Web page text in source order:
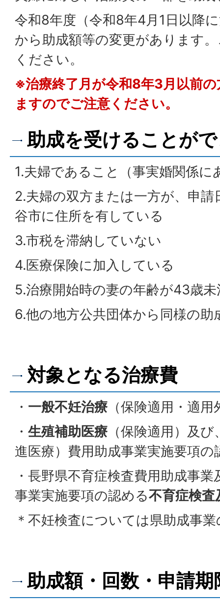
令和8年度（令和8年4月1日以降
から助成額等の変更があります
ください。
※治療終了月が令和8年3月以前
ますのでご注意ください。
助成を受けることが
1.夫婦であること（事実婚関係に
2.夫婦の双方または一方が、申請
谷市に住所を有している
3.市税を滞納していない
4.医療保険に加入している
5.治療開始時の妻の年齢が43歳未
6.他の地方公共団体から同様の
対象となる治療費
・ 一般不妊治療（保険適用・適用
・ 生殖補助医療（保険適用）及び
進医療）費用助成事業実施要項の
・長野県不育症検査費用助成事
事業実施要項の認める不育症検査
＊不妊検査については県助成事
助成額・回数・申請期